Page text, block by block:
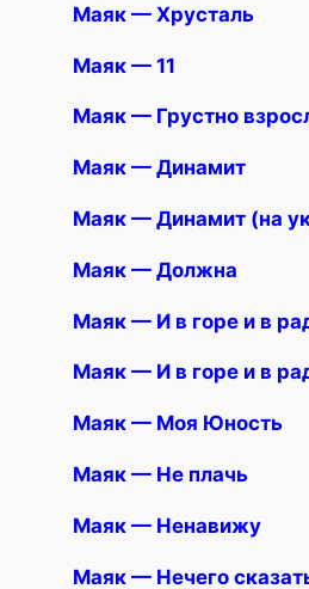
Маяк — Хрусталь
Маяк — 11
Маяк — Грустно
Маяк — Динамит
Маяк — Динамит (на
Маяк — Должна
Маяк — И в горе и в
Маяк — И в горе и в
Маяк — Моя Юность
Маяк — Не плачь
Маяк — Ненавижу
Маяк — Нечего